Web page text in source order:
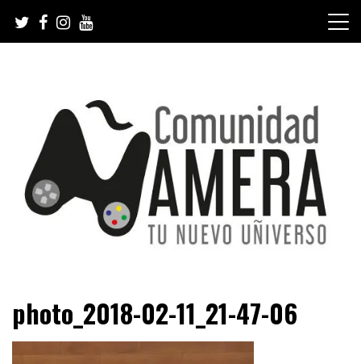
content
Comunidad Ñamera
photo_2018-02-11_21-47-06